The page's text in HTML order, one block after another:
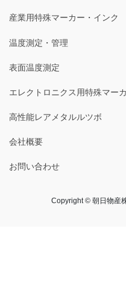
産業用特殊マーカー・インク
温度測定・管理
表面温度測定
エレクトロニクス用特殊マー
高性能レアメタルルツボ
会社概要
お問い合わせ
Copyright © 朝日物産